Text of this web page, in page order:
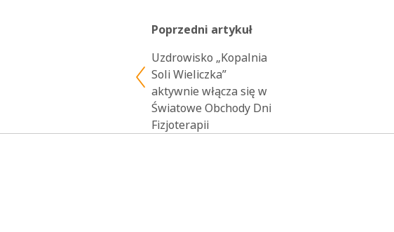
Poprzedni artykuł
Uzdrowisko „Kopalnia
Soli Wieliczka”
aktywnie włącza się w
Światowe Obchody Dni
Fizjoterapii